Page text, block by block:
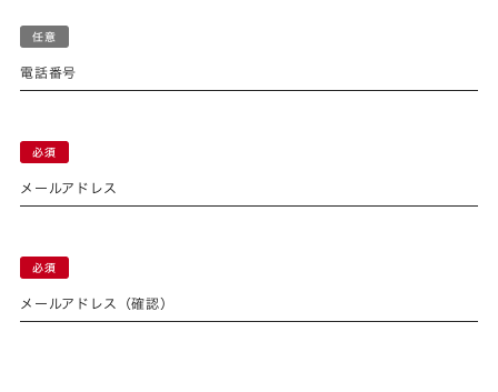
電話番号
メールアドレス
メールアドレス（確認）